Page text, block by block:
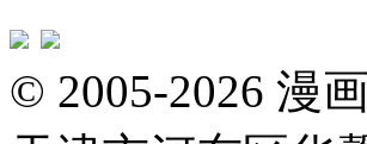
© 2005-2026 漫